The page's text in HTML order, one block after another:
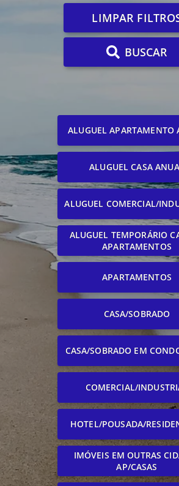
LIMPAR
BUSCAR
ALUGUEL APARTAMENTO
ALUGUEL CASA
ALUGUEL COMERCIAL/
ALUGUEL TEMPORÁRIO
APARTAMENTOS
APARTAMENTOS
CASA/SOBRADO
CASA/SOBRADO EM
COMERCIAL/
HOTEL/POUSADA/
IMÓVEIS EM OUTRAS
AP/CASAS